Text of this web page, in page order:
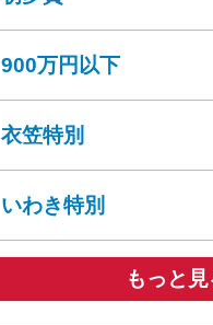
900万円以下
衣笠特別
いわき特別
もっと見